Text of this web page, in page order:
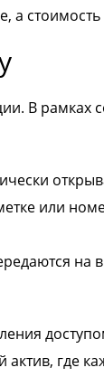
В рамках
или
где